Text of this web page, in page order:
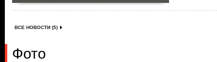
ВСЕ НОВОСТИ (5)
Фото